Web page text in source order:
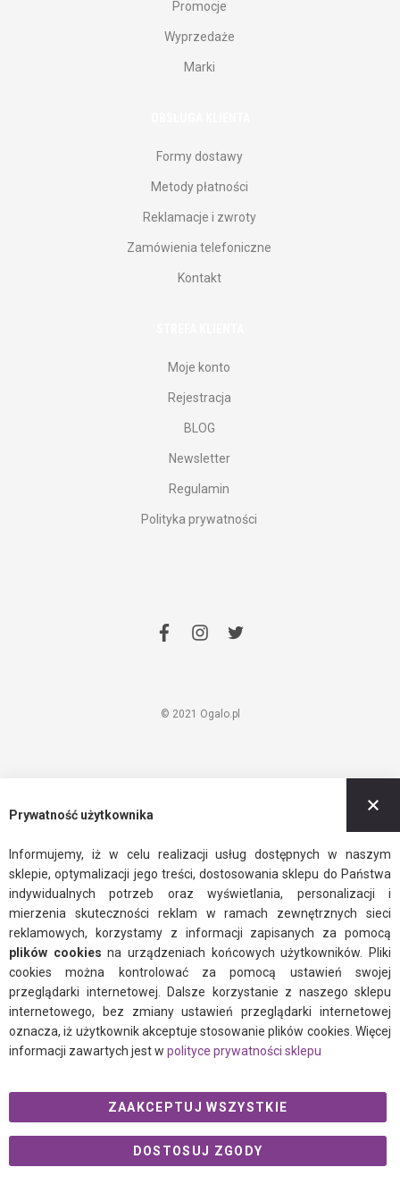
Promocje
Wyprzedaże
Marki
Formy dostawy
Metody płatności
Reklamacje i zwroty
Zamówienia telefoniczne
Kontakt
Moje konto
Rejestracja
BLOG
Newsletter
Regulamin
Polityka prywatności
facebook
instagram
twitter
© 2021 Ogalo.pl
Prywatność użytkownika
Informujemy, iż w celu realizacji usług dostępnych w naszym
sklepie, optymalizacji jego treści, dostosowania sklepu do Państwa
indywidualnych potrzeb oraz wyświetlania, personalizacji i
mierzenia skuteczności reklam w ramach zewnętrznych sieci
reklamowych, korzystamy z informacji zapisanych za pomocą
plików cookiesna urządzeniach końcowych użytkowników. Pliki
cookies można kontrolować za pomocą ustawień swojej
przeglądarki internetowej. Dalsze korzystanie z naszego sklepu
internetowego, bez zmiany ustawień przeglądarki internetowej
oznacza, iż użytkownik akceptuje stosowanie plików cookies. Więcej
informacji zawartych jest w polityce prywatności sklepu
ZAAKCEPTUJ WSZYSTKIE
DOSTOSUJ ZGODY